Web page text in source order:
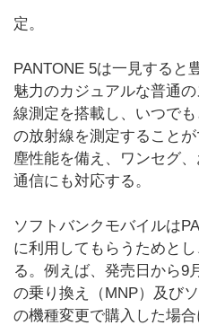
定。
PANTONE 5は一見すると
魅力のカジュアルな普通
線測定を搭載し、いつで
の放射線を測定すること
塵性能を備え、ワンセグ
通信にも対応する。
ソフトバンクモバイルは
に利用してもらうためと
る。例えば、発売日から9
の乗り換え（MNP）及び
の機種変更で購入した場